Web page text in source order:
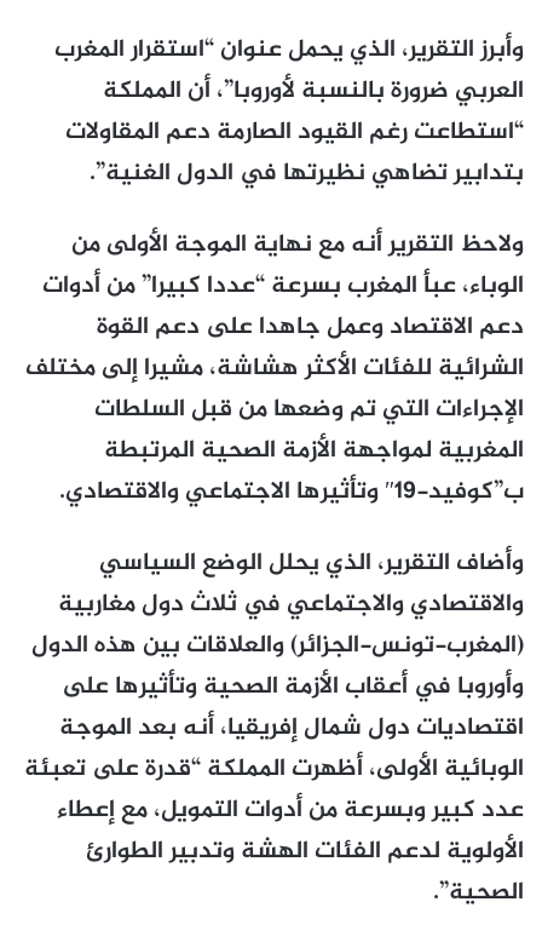
وأبرز التقرير، الذي يحمل عنوان “استقرار المغرب
العربي ضرورة بالنسبة لأوروبا”، أن المملكة
“استطاعت رغم القيود الصارمة دعم المقاولات
بتدابير تضاهي نظيرتها في الدول الغنية”.
ولاحظ التقرير أنه مع نهاية الموجة الأولى من
الوباء، عبأ المغرب بسرعة “عددا كبيرا” من أدوات
دعم الاقتصاد وعمل جاهدا على دعم القوة
الشرائية للفئات الأكثر هشاشة، مشيرا إلى مختلف
الإجراءات التي تم وضعها من قبل السلطات
المغربية لمواجهة الأزمة الصحية المرتبطة
ب”كوفيد-19″ وتأثيرها الاجتماعي والاقتصادي.
وأضاف التقرير، الذي يحلل الوضع السياسي
والاقتصادي والاجتماعي في ثلاث دول مغاربية
(المغرب-تونس-الجزائر) والعلاقات بين هذه الدول
وأوروبا في أعقاب الأزمة الصحية وتأثيرها على
اقتصاديات دول شمال إفريقيا، أنه بعد الموجة
الوبائية الأولى، أظهرت المملكة “قدرة على تعبئة
عدد كبير وبسرعة من أدوات التمويل، مع إعطاء
الأولوية لدعم الفئات الهشة وتدبير الطوارئ
الصحية”.